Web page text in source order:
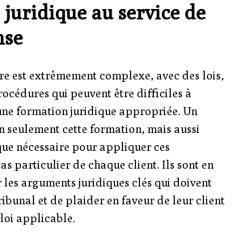
juridique au service de
est extrêmement complexe, avec des lois,
qui peuvent être difficiles à
formation juridique appropriée. Un
seulement cette formation, mais aussi
nécessaire pour appliquer ces
particulier de chaque client. Ils sont en
les arguments juridiques clés qui doivent
et de plaider en faveur de leur client
loi applicable.